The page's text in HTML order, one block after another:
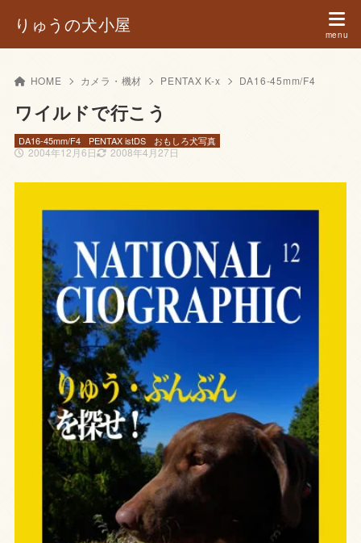
りゅうの犬小屋
HOME カメラ・機材 PENTAX K-x DA16-45mm/F4
ワイルドで行こう
2004年12月6日 2008年4月27日
DA16-45mm/F4 PENTAX istDS おもしろ犬写真